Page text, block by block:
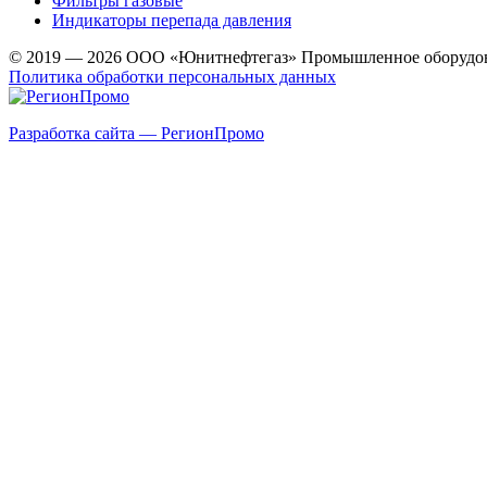
Индикаторы перепада давления
© 2019 — 2026 ООО «Юнитнефтегаз» Промышленное
Политика обработки персональных данных
Разработка сайта — РегионПромо